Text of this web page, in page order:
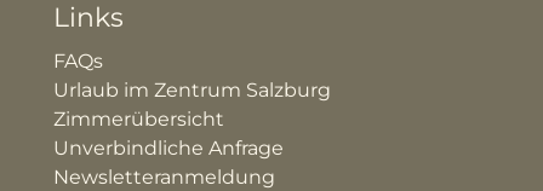
Links
FAQs
Urlaub im Zentrum Salzburg
Zimmerübersicht
Unverbindliche Anfrage
Newsletteranmeldung